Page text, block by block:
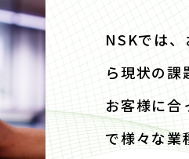
NSKでは
ら現状の課
お客様に
で様々な業